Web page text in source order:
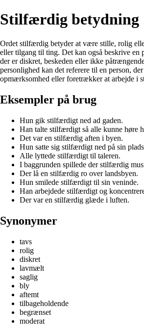
Stilfærdig betydning
Ordet stilfærdig betyder at være stille, rolig
eller tilgang til ting. Det kan også beskrive en
der er diskret, beskeden eller ikke
personlighed kan det referere til en person,
opmærksomhed eller foretrækker at arbejde i
Eksempler på brug
Hun gik stilfærdigt ned ad gaden.
Han talte stilfærdigt så alle kunne høre
Det var en stilfærdig aften i byen.
Hun satte sig stilfærdigt ned på sin
Alle lyttede stilfærdigt til taleren.
I baggrunden spillede der stilfærdig
Der lå en stilfærdig ro over landsbyen.
Hun smilede stilfærdigt til sin veninde.
Han arbejdede stilfærdigt og
Der var en stilfærdig glæde i luften.
Synonymer
tavs
rolig
diskret
lavmælt
saglig
bly
aftemt
tilbageholdende
begrænset
moderat